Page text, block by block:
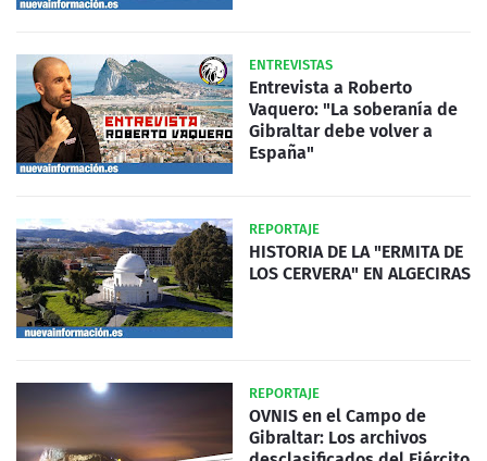
ENTREVISTAS
Entrevista a Roberto
Vaquero: "La soberanía de
Gibraltar debe volver a
España"
REPORTAJE
HISTORIA DE LA "ERMITA DE
LOS CERVERA" EN ALGECIRAS
REPORTAJE
OVNIS en el Campo de
Gibraltar: Los archivos